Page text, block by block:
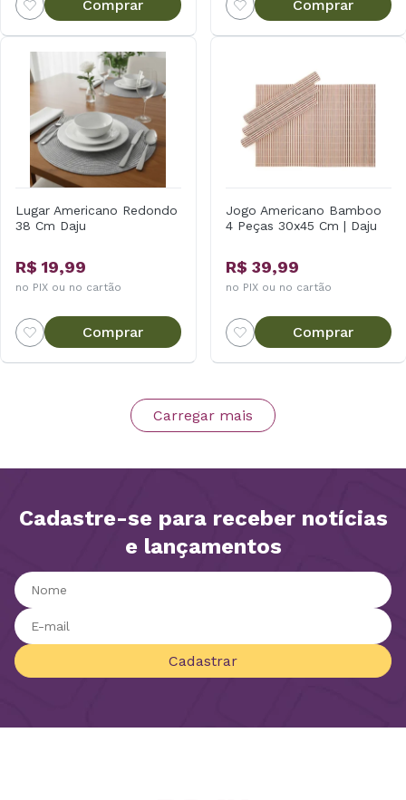
Comprar Comprar
Lugar Americano Redondo
38 Cm Daju
R$ 19,99
no PIX ou no cartão
Comprar
Jogo Americano Bamboo
4 Peças 30x45 Cm | Daju
R$ 39,99
no PIX ou no cartão
Comprar
Carregar mais
Cadastre-se para receber notícias
e lançamentos
Cadastrar